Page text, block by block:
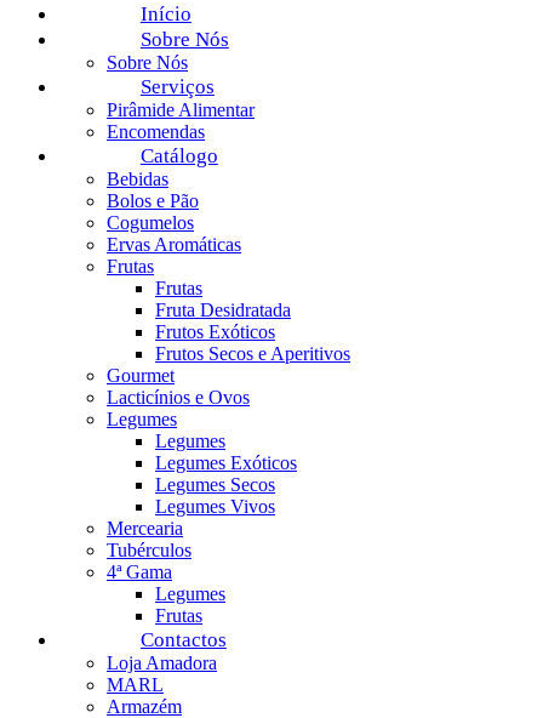
Início
Sobre Nós
Sobre Nós
Serviços
Pirâmide Alimentar
Encomendas
Catálogo
Bebidas
Bolos e Pão
Cogumelos
Ervas Aromáticas
Frutas
Frutas
Fruta Desidratada
Frutos Exóticos
Frutos Secos e Aperitivos
Gourmet
Lacticínios e Ovos
Legumes
Legumes
Legumes Exóticos
Legumes Secos
Legumes Vivos
Mercearia
Tubérculos
4ª Gama
Legumes
Frutas
Contactos
Loja Amadora
MARL
Armazém